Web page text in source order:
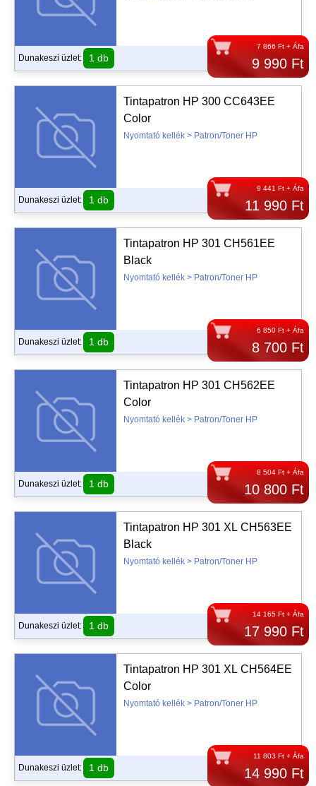
7 866 Ft + Áfa
9 990 Ft
Dunakeszi üzlet: 1 db
9 441 Ft + Áfa
11 990 Ft
Tintapatron HP 300 CC643EE
Color
Nyomtató kellék > Patron/Toner HP
Dunakeszi üzlet: 1 db
6 850 Ft + Áfa
8 700 Ft
Tintapatron HP 301 CH561EE
Black
Nyomtató kellék > Patron/Toner HP
Dunakeszi üzlet: 1 db
8 504 Ft + Áfa
10 800 Ft
Tintapatron HP 301 CH562EE
Color
Nyomtató kellék > Patron/Toner HP
Dunakeszi üzlet: 1 db
14 165 Ft + Áfa
17 990 Ft
Tintapatron HP 301 XL CH563EE
Black
Nyomtató kellék > Patron/Toner HP
Dunakeszi üzlet: 1 db
11 803 Ft + Áfa
14 990 Ft
Tintapatron HP 301 XL CH564EE
Color
Nyomtató kellék > Patron/Toner HP
Dunakeszi üzlet: 1 db